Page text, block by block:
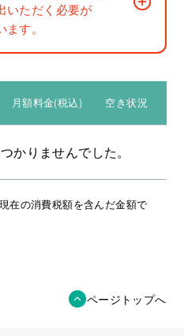
いただく必要が
ます。
月額料金(税込) 空き状況
かりませんでした。
在の消費税額を含んだ金額で
ページトップへ